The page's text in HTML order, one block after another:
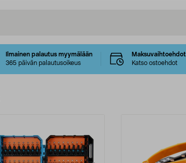
Ilmainen palautus myymälään
365 päivän palautusoikeus
Maksuvaihtoehdot
Katso ostoehdot